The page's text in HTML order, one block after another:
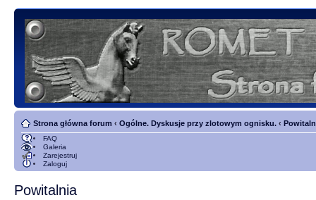
Strona główna forum ‹ Ogólne. Dyskusje przy zlotowym ognisku. ‹
FAQ
Galeria
Zarejestruj
Zaloguj
Powitalnia